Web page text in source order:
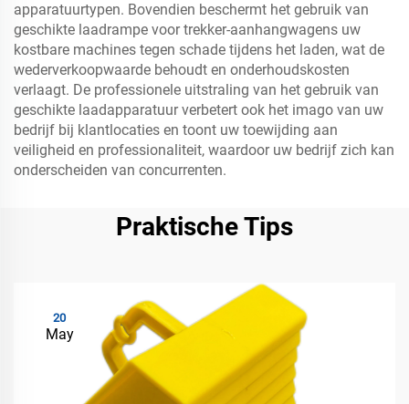
apparatuurtypen. Bovendien beschermt het gebruik van
geschikte laadrampe voor trekker-aanhangwagens uw
kostbare machines tegen schade tijdens het laden, wat de
wederverkoopwaarde behoudt en onderhoudskosten
verlaagt. De professionele uitstraling van het gebruik van
geschikte laadapparatuur verbetert ook het imago van uw
bedrijf bij klantlocaties en toont uw toewijding aan
veiligheid en professionaliteit, waardoor uw bedrijf zich kan
onderscheiden van concurrenten.
Praktische Tips
20
May